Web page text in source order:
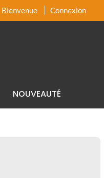
Bienvenue Connexion
NOUVEAUTÉ
xx